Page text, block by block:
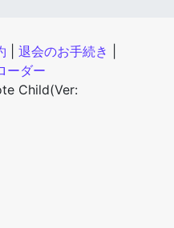
退会のお手続き
ーダー
Child(Ver: